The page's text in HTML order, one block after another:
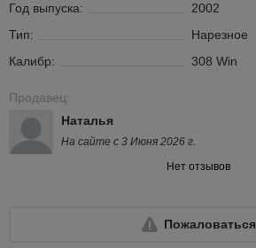
Год выпуска:
2002
Тип:
Нарезное
Калибр:
308 Win
Продавец:
Наталья
На сайте с 3 Июня 2026 г.
Нет отзывов
Пожаловаться